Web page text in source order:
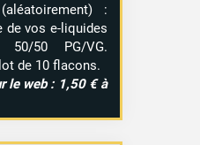
:
de vos e-liquides
50 PG/VG.
de 10 flacons.
le web : 1,50 € à